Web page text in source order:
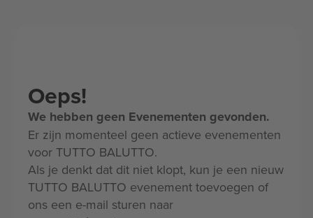
Oeps!
We hebben geen Evenementen gevonden.
Er zijn momenteel geen actieve evenementen
voor TUTTO BALUTTO.
Als je denkt dat dit niet klopt, kun je een nieuw
TUTTO BALUTTO evenement toevoegen of
ons een e-mail sturen naar